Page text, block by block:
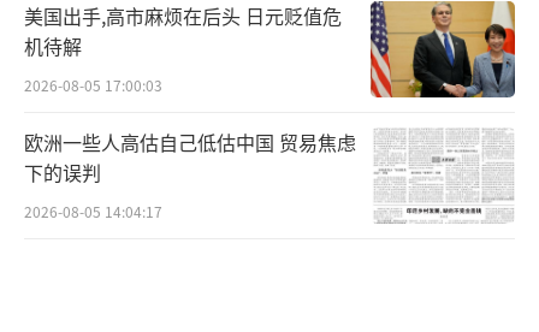
美国出手,高市麻烦在后头 日元贬值危
机待解
2026-08-05 17:00:03
欧洲一些人高估自己低估中国 贸易焦虑
下的误判
2026-08-05 14:04:17